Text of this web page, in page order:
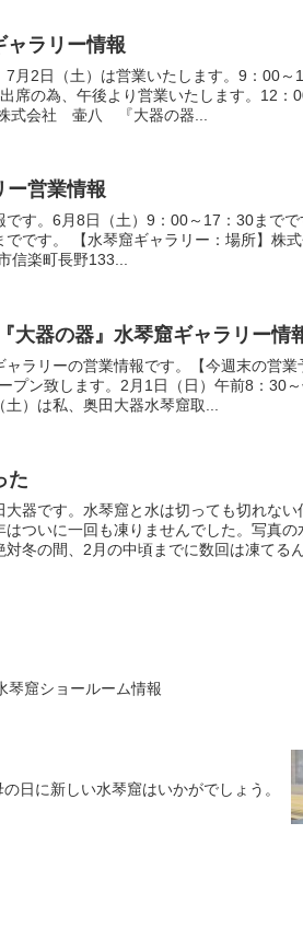
ャラリー情報
月2日（土）は営業いたします。9：00～
席の為、午後より営業いたします。12：
式会社 壷八 『大器の器...
ー営業情報
す。6月8日（土）9：00～17：30まで
でです。 【水琴窟ギャラリー：場所】
信楽町長野133...
大器の器』水琴窟ギャラリー情
ラリーの営業情報です。【今週末の営業
プン致します。2月1日（日）午前8：30
）は私、奥田大器水琴窟取...
た
器です。水琴窟と水は切っても切れない
ついに一回も凍りませんでした。写真
冬の間、2月の中頃までに数回は凍てる
琴窟ショールーム情報
の日に新しい水琴窟はいかがでしょう。